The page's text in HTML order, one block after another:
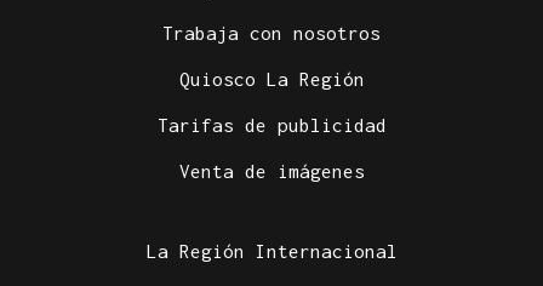
Trabaja con nosotros
Quiosco La Región
Tarifas de publicidad
Venta de imágenes
La Región Internacional